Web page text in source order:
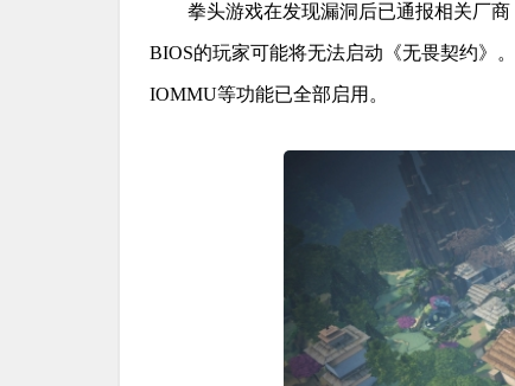
拳头游戏在发现漏洞后已通报相关厂
BIOS的玩家可能将无法启动《无畏契约》
IOMMU等功能已全部启用。